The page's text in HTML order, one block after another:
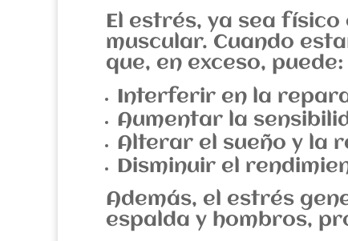
El estrés, ya sea
muscular. Cuando
que, en exceso, puede:
Interferir en la
Aumentar la
Alterar el sueño y la
Disminuir el
Además, el estrés
espalda y hombros,